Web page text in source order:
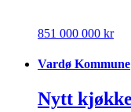
851 000 000 kr
Vardø Kommune
Nytt